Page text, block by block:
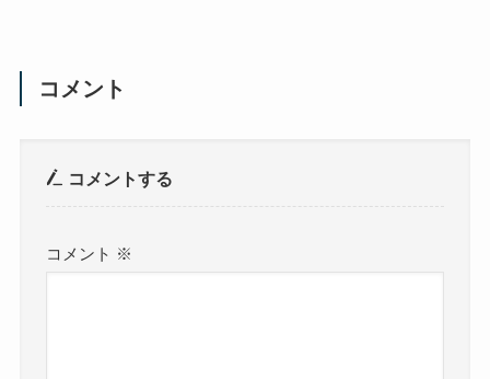
コメント
コメントする
コメント ※